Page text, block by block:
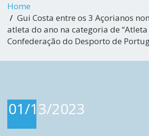
Home
Gui Costa entre os 3 Açorianos
atleta do ano na categoria de
Confederação do Desporto de
01/13/2023